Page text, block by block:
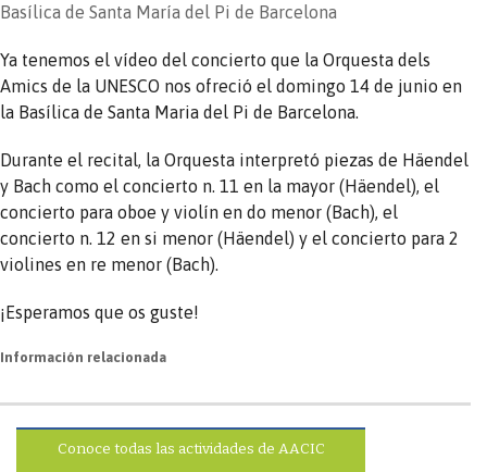
Basílica de Santa María del Pi de Barcelona
Ya tenemos el vídeo del concierto que la Orquesta dels
Amics de la UNESCO nos ofreció el domingo 14 de junio en
la Basílica de Santa Maria del Pi de Barcelona.
Durante el recital, la Orquesta interpretó piezas de Häendel
y Bach como el concierto n. 11 en la mayor (Häendel), el
concierto para oboe y violín en do menor (Bach), el
concierto n. 12 en si menor (Häendel) y el concierto para 2
violines en re menor (Bach).
¡Esperamos que os guste!
Información relacionada
Conoce todas las actividades de AACIC